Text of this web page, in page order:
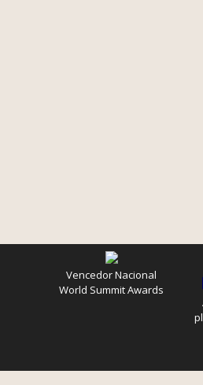
Vencedor Nacional
World Summit Awards